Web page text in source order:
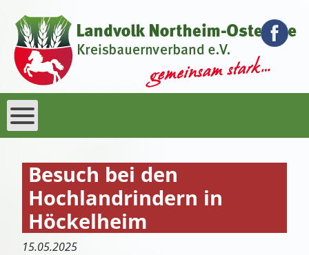
Besuch bei den
Hochlandrindern in
Höckelheim
15.05.2025